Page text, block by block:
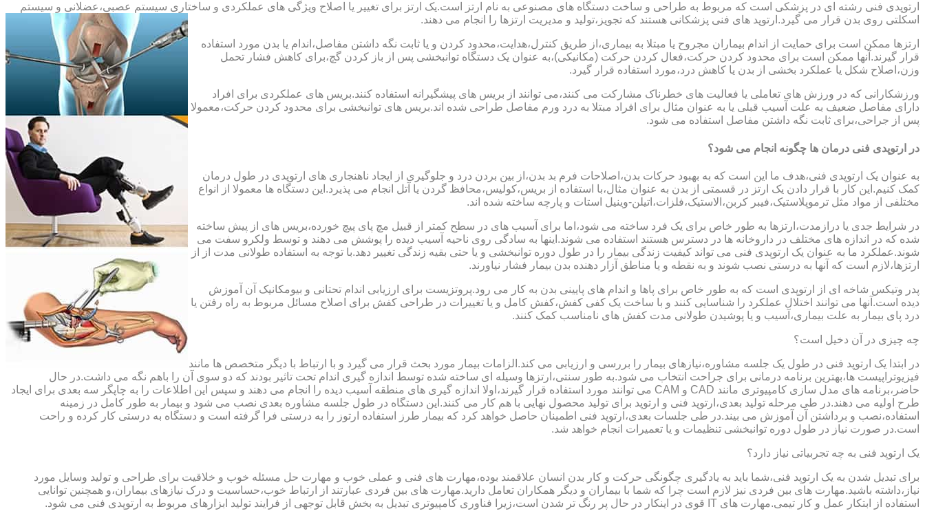
ارتوپدی فنی رشته ای در پزشکی است که مربوط به طراحی و ساخت دستگاه های مصنوعی به نام ارتز است.یک ارتز برای تغییر یا اصلاح ویژگی های عملکردی و ساختاری سیستم عصبی،عضلانی و سیستم
اسکلتی روی بدن قرار می گیرد.ارتوپد های فنی پزشکانی هستند که تجویز،تولید و مدیریت ارتزها را انجام می دهند.
ارتزها ممکن است برای حمایت از اندام بیماران مجروح یا مبتلا به بیماری،از طریق کنترل،هدایت،محدود کردن و یا ثابت نگه داشتن مفاصل،اندام یا بدن مورد استفاده
قرار گیرند.آنها ممکن است برای محدود کردن حرکت،فعال کردن حرکت (مکانیکی)،به عنوان یک دستگاه توانبخشی پس از باز کردن گچ،برای کاهش فشار تحمل
وزن،اصلاح شکل یا عملکرد بخشی از بدن یا کاهش درد،مورد استفاده قرار گیرد.
ورزشکارانی که در ورزش های تعاملی یا فعالیت های خطرناک مشارکت می کنند،می توانند از بریس های پیشگیرانه استفاده کنند.بریس های عملکردی برای افراد
دارای مفاصل ضعیف به علت آسیب قبلی یا به عنوان مثال برای افراد مبتلا به درد ورم مفاصل طراحی شده اند.بریس های توانبخشی برای محدود کردن حرکت،معمولا
پس از جراحی،برای ثابت نگه داشتن مفاصل استفاده می شود.
در ارتوپدی فنی درمان ها چگونه انجام می شود؟
به عنوان یک ارتوپدی فنی،هدف ما این است که به بهبود حرکات بدن،اصلاحات فرم بد بدن،از بین بردن درد و جلوگیری از ایجاد ناهنجاری های ارتوپدی در طول درمان
کمک کنیم.این کار با قرار دادن یک ارتز در قسمتی از بدن به عنوان مثال،با استفاده از بریس،کولیس،محافظ گردن یا آتل انجام می پذیرد.این دستگاه ها معمولا از انواع
مختلفی از مواد مثل ترموپلاستیک،فیبر کربن،الاستیک،فلزات،اتیلن-وینیل استات و پارچه ساخته شده اند.
در شرایط جدی یا درازمدت،ارتزها به طور خاص برای یک فرد ساخته می شود،اما برای آسیب های در سطح کمتر از قبیل مچ پای پیچ خورده،بریس های از پیش ساخته
شده که در اندازه های مختلف در داروخانه ها در دسترس هستند استفاده می شوند.اینها به سادگی روی ناحیه آسیب دیده را پوشش می دهند و توسط ولکرو سفت می
شوند.عملکرد ما به عنوان یک ارتوپدی فنی می تواند کیفیت زندگی بیمار را در طول دوره توانبخشی و یا حتی بقیه زندگی تغییر دهد.با توجه به استفاده طولانی مدت از از
ارتزها،لازم است که آنها به درستی نصب شوند و به نقطه و یا مناطق آزار دهنده بدن بیمار فشار نیاورند.
پدر وتیکس شاخه ای از ارتوپدی است که به طور خاص برای پاها و اندام های پایینی بدن به کار می رود.پروتزیست برای ارزیابی اندام تحتانی و بیومکانیک آن آموزش
دیده است.آنها می توانند اختلال عملکرد را شناسایی کنند و با ساخت یک کفی کفش،کفش کامل و یا تغییرات در طراحی کفش برای اصلاح مسائل مربوط به راه رفتن یا
درد پای بیمار به علت بیماری،آسیب و یا پوشیدن طولانی مدت کفش های نامناسب کمک کنند.
چه چیزی در آن دخیل است؟
در ابتدا یک ارتوپد فنی در طول یک جلسه مشاوره،نیازهای بیمار را بررسی و ارزیابی می کند.الزامات بیمار مورد بحث قرار می گیرد و با ارتباط با دیگر متخصص ها مانند
فیزیوتراپیست ها،بهترین برنامه درمانی برای جراحت انتخاب می شود.به طور سنتی،ارتزها وسیله ای ساخته شده توسط اندازه گیری اندام تحت تاثیر بودند که دو سوی آن را باهم نگه می داشت.در حال
حاضر،برنامه های مدل سازی کامپیوتری مانند CAD و CAM می توانند مورد استفاده قرار گیرند،اولا اندازه گیری های منطقه آسیب دیده را انجام می دهند و سپس این اطلاعات را به چاپگر سه بعدی برای ایجاد
طرح اولیه می دهند.در طی مرحله تولید بعدی،ارتوپد فنی و ارتوپد برای تولید محصول نهایی با هم کار می کنند.این دستگاه در طول جلسه مشاوره بعدی نصب می شود و بیمار به طور کامل در زمینه
استفاده،نصب و برداشتن آن آموزش می بیند.در طی جلسات بعدی،ارتوپد فنی اطمینان حاصل خواهد کرد که بیمار طرز استفاده ارتوز را به درستی فرا گرفته است و دستگاه به درستی کار کرده و راحت
است.در صورت نیاز در طول دوره توانبخشی تنظیمات و یا تعمیرات انجام خواهد شد.
یک ارتوپد فنی به چه تجربیاتی نیاز دارد؟
برای تبدیل شدن به یک ارتوپد فنی،شما باید به یادگیری چگونگی حرکت و کار بدن انسان علاقمند بوده،مهارت های فنی و عملی خوب و مهارت حل مسئله خوب و خلاقیت برای طراحی و تولید وسایل مورد
نیاز،داشته باشید.مهارت های بین فردی نیز لازم است چرا که شما با بیماران و دیگر همکاران تعامل دارید.مهارت های بین فردی عبارتند از ارتباط خوب،حساسیت و درک نیازهای بیماران،و همچنین توانایی
استفاده از ابتکار عمل و کار تیمی.مهارت های IT قوی در اینکار در حال پر رنگ تر شدن است،زیرا فناوری کامپیوتری تبدیل به بخش قابل توجهی از فرایند تولید ابزارهای مربوط به ارتوپدی فنی می شود.